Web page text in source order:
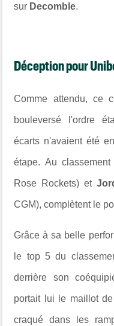
sur Decomble.
Déception pour
Comme attendu, ce
bouleversé l'ordre
écarts n'avaient été
étape. Au
Rose Rockets) et
CGM), complètent le
Grâce à sa belle
le top 5 du
derrière son
portait lui le maillot
craqué dans les